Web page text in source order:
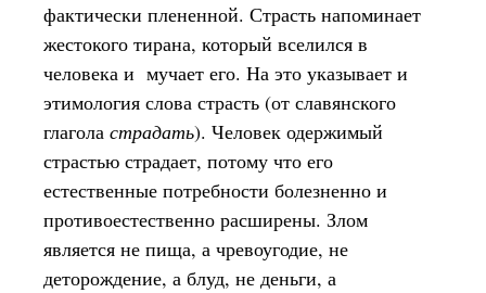
фактически плененной. Страсть напоминает
жестокого тирана, который вселился в
человека и мучает его. На это указывает и
этимология слова страсть (от славянского
глагола страдать). Человек одержимый
страстью страдает, потому что его
естественные потребности болезненно и
противоестественно расширены. Злом
является не пища, а чревоугодие, не
деторождение, а блуд, не деньги, а